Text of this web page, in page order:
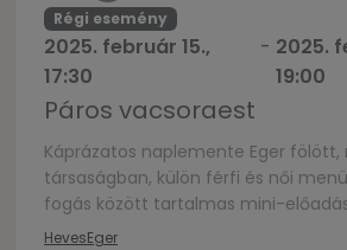
Régi esemény
2025. február 15.,
17:30
- 2025.
19:00
Páros vacsoraest
Káprázatos naplemente Eger fölött,
társaságban, külön férfi és női
fogás között tartalmas mini-
tanúságtételek, sztorik. Ráadás
HevesEger